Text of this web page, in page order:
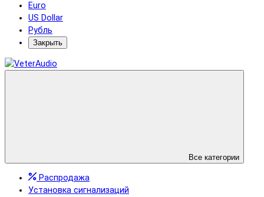
Euro
US Dollar
Рубль
Закрыть
Все категории
Распродажа
Установка сигнализаций